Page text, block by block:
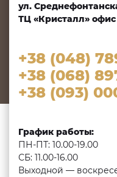
ул.
ТЦ «Кристалл» офис
+38 (048)
+38 (068)
+38 (093)
График работы:
ПН-ПТ: 10.00-19.00
СБ: 11.00-16.00
Выходной —